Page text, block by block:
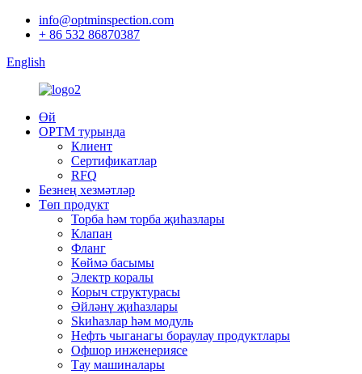
info@optminspection.com
+ 86 532 86870387
English
Өй
OPTM турында
Клиент
Сертификатлар
RFQ
Безнең хезмәтләр
Төп продукт
Торба һәм торба җиһазлары
Клапан
Фланг
Көймә басымы
Электр коралы
Корыч структурасы
Әйләнү җиһазлары
Skиһазлар һәм модуль
Нефть чыганагы бораулау продуктлары
Офшор инженериясе
Тау машиналары